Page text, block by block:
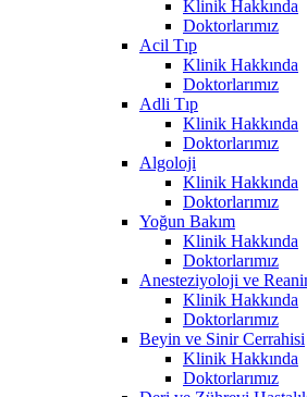
Klinik Hakkında
Doktorlarımız
Acil Tıp
Klinik Hakkında
Doktorlarımız
Adli Tıp
Klinik Hakkında
Doktorlarımız
Algoloji
Klinik Hakkında
Doktorlarımız
Yoğun Bakım
Klinik Hakkında
Doktorlarımız
Anesteziyoloji ve
Klinik Hakkında
Doktorlarımız
Beyin ve Sinir Cerrahisi
Klinik Hakkında
Doktorlarımız